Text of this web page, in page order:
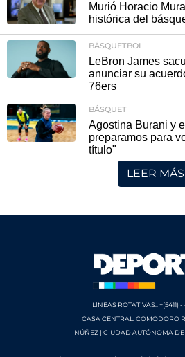
Murió Horacio
histórica del
BÁSQUETBOL
LeBron James
anunciar su
76ers
BÁSQUET
Agostina Burani y
preparamos para
título"
LEER MÁS
LÍNEAS ROTATIVAS.: +(5411)
CASA CENTRAL: COMODORO
NÚÑEZ | CIUDAD AUTÓNOMA